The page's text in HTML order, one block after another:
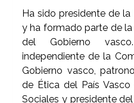
Ha sido presidente de
y ha formado parte de
del Gobierno
independiente de la
Gobierno vasco,
de Ética del País
Sociales y presidente